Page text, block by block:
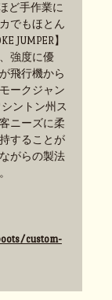
ど手作業に
でもほとん
JUMPER】
強度に優
飛行機から
ークジャン
ントン州ス
ニーズに柔
することが
がらの製法
custom-